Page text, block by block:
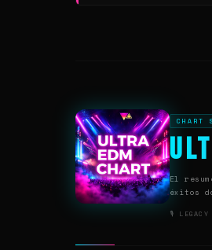
CHART
El
éxitos
🎙 LEGACY